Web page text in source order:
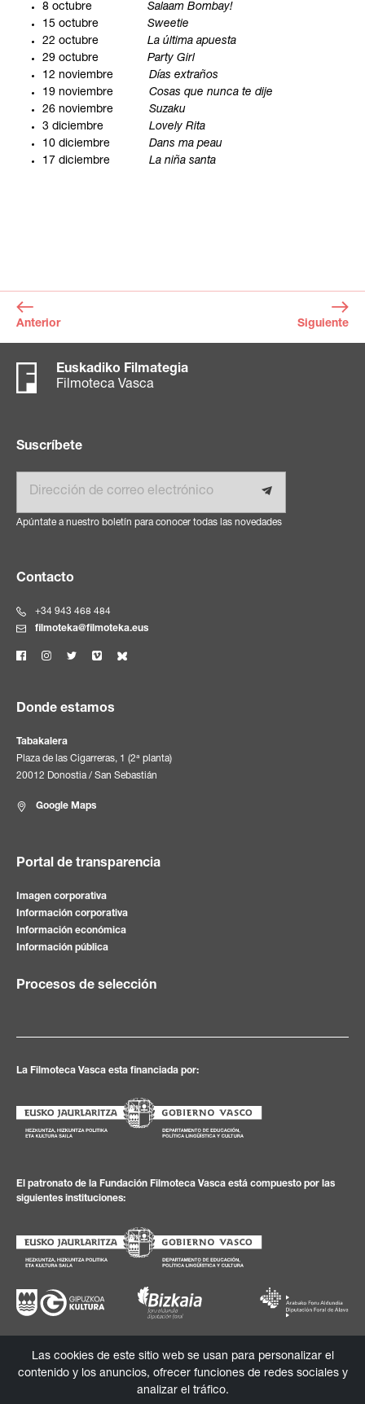
8 octubre Salaam Bombay!
15 octubre Sweetie
22 octubre La última apuesta
29 octubre Party Girl
12 noviembre Días extraños
19 noviembre Cosas que nunca te dije
26 noviembre Suzaku
3 diciembre
Lovely Rita
10 diciembre Dans ma peau
17 diciembre La niña santa
Anterior Siguiente
Euskadiko Filmategia
Filmoteca Vasca
Suscríbete
Apúntate a nuestro boletín para conocer todas las novedades
Contacto
+34 943 468 484
filmoteka@filmoteka.eus
Donde estamos
Tabakalera
Plaza de las Cigarreras, 1 (2ª planta)
20012 Donostia / San Sebastián
Google Maps
Portal de transparencia
Imagen corporativa
Información corporativa
Información económica
Información pública
Procesos de selección
La Filmoteca Vasca esta financiada por:
El patronato de la Fundación Filmoteca Vasca está compuesto por las
siguientes instituciones:
Política de
Textos
legales
Política de
cookies
Canal de
Las cookies de este sitio web se usan para personalizar el
contenido y los anuncios, ofrecer funciones de redes sociales y
analizar el tráfico.